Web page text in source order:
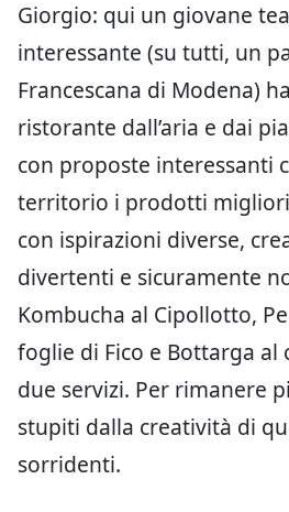
Giorgio: qui un giovane
interessante (su tutti, un
Francescana di Modena)
ristorante dall’aria e dai
con proposte interessanti
territorio i prodotti
con ispirazioni diverse,
divertenti e sicuramente
Kombucha al Cipollotto,
foglie di Fico e Bottarga al
due servizi. Per rimanere
stupiti dalla creatività di
sorridenti.